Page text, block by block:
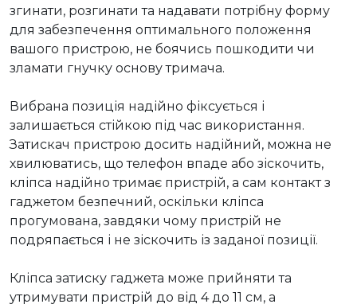
згинати, розгинати та надавати потрібну форму
для забезпечення оптимального положення
вашого пристрою, не боячись пошкодити чи
зламати гнучку основу тримача.
Вибрана позиція надійно фіксується і
залишається стійкою під час використання.
Затискач пристрою досить надійний, можна не
хвилюватись, що телефон впаде або зіскочить,
кліпса надійно тримає пристрій, а сам контакт з
гаджетом безпечний, оскільки кліпса
прогумована, завдяки чому пристрій не
подряпається і не зіскочить із заданої позиції.
Кліпса затиску гаджета може прийняти та
утримувати пристрій до від 4 до 11 см, а